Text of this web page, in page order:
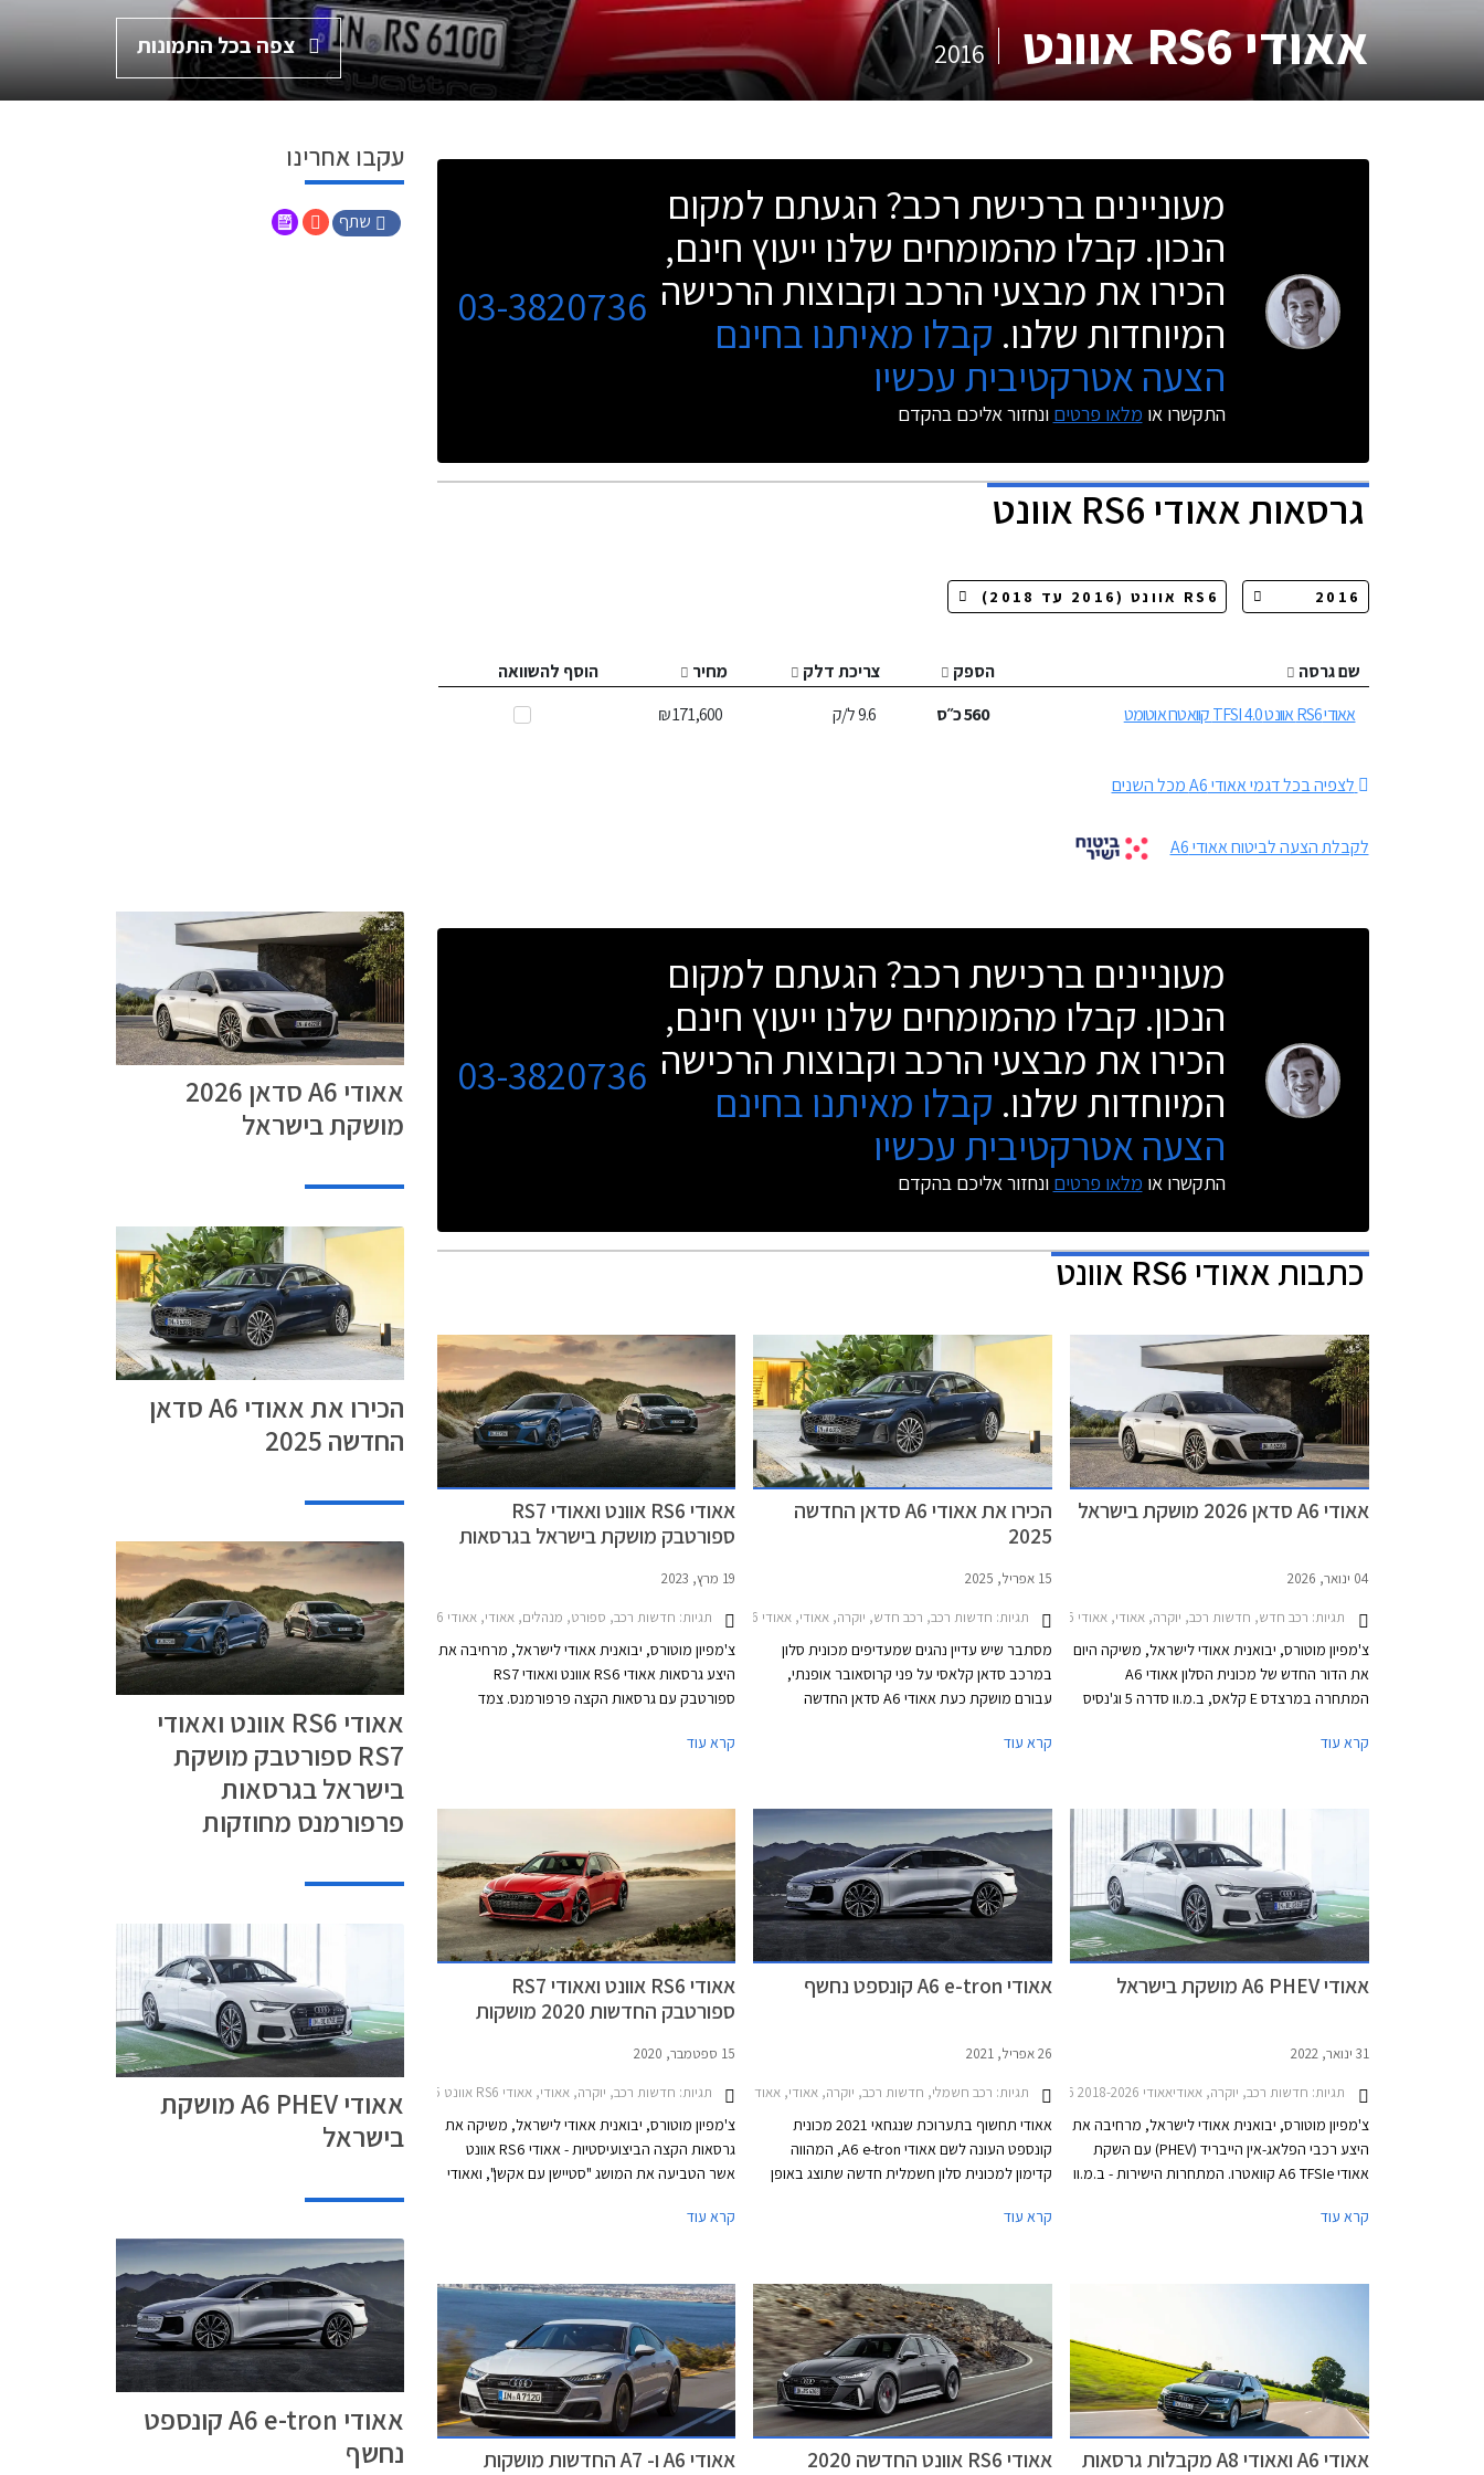
אאודי RS6 אוונט 2016 צפה בכל התמונות
מעוניינים ברכישת רכב? הגעתם למקום
הנכון. קבלו מהמומחים שלנו ייעוץ חינם,
הכירו את מבצעי הרכב וקבוצות הרכישה
המיוחדות שלנו. קבלו מאיתנו בחינם
הצעה אטרקטיבית עכשיו
התקשרו או מלאו פרטים ונחזור אליכם בהקדם
03-3820736
גרסאותאאודי RS6 אוונט
שם גרסה הספק צריכת דלק מחיר
הוסף להשוואה
אאודי RS6 אוונט TFSI 4.0 קוואטרו אוטומט
560כ״ס 9.6ל/ק 171,600 ₪
לצפיה בכל דגמי אאודי A6 מכל השנים
לקבלת הצעה לביטוח אאודי A6
עקבו אחרינו
שתף
מעוניינים ברכישת רכב? הגעתם למקום
הנכון. קבלו מהמומחים שלנו ייעוץ חינם,
הכירו את מבצעי הרכב וקבוצות הרכישה
המיוחדות שלנו. קבלו מאיתנו בחינם
הצעה אטרקטיבית עכשיו
התקשרו או מלאו פרטים ונחזור אליכם בהקדם
03-3820736
כתבותאאודי RS6 אוונט
אאודי A6 סדאן 2026 מושקת בישראל
04 ינואר, 2026
תגיות: רכב חדש, חדשות רכב, יוקרה, אאודי, אאודי A6 2018-2026, אאודי A6 2026-2026מחירון רכב
צ'מפיון מוטורס, יבואנית אאודי לישראל, משיקה היום
את הדור החדש של מכונית הסלון אאודי A6
המתחרה במרצדס E קלאס, ב.מ.וו סדרה 5 וג'נסיס
מערכות הנעה לבחירה. המחיר עומד על החל מ-
קרא עוד
הכירו את אאודי A6 סדאן החדשה
2025
15 אפריל, 2025
תגיות: חדשות רכב, רכב חדש, יוקרה, אאודי, אאודי A6 2018-2026אאודי A6 2026-2026
מסתבר שיש עדיין נהגים שמעדיפים מכונית סלון
במרכב סדאן קלאסי על פני קרוסאובר אופנתי,
עבורם מושקת כעת אאודי A6 סדאן החדשה
פלטפורמת PPC המשמשת את רכבי הפרימיום של
קבוצת פולקסווגן ומותאמת למנועי בעירה פנימית
כך שמדובר ברכבים שונים לגמרי, למרות השם
הדומה.
קרא עוד
אאודי RS6 אוונט ואאודי RS7
ספורטבק מושקת בישראל בגרסאות
19 מרץ, 2023
תגיות: חדשות רכב, ספורט, מנהלים, אאודי, אאודי RS6 אוונט 2021-2025אאודי RS7 2021-2026
צ'מפיון מוטורס, יבואנית אאודי לישראל, מרחיבה את
היצע גרסאות אאודי RS6 אוונט ואאודי RS7
ספורטבק עם גרסאות הקצה פרפורמנס. צמד
ספורטבק.
קרא עוד
אאודי A6 PHEV מושקת בישראל
31 ינואר, 2022
תגיות: חדשות רכב, יוקרה, אאודיאאודי A6 2018-2026
צ'מפיון מוטורס, יבואנית אאודי לישראל, מרחיבה את
היצע רכבי הפלאג-אין הייבריד (PHEV) עם השקת
אאודי A6 TFSIe קוואטרו. המתחרות הישירות - ב.מ.וו
קצרה בגרסאות היברידיות נטענות אשר בזכות
קרא עוד
אאודי A6 e-tron קונספט נחשף
26 אפריל, 2021
תגיות: רכב חשמלי, חדשות רכב, יוקרה, אאודי, אאודי A6 2018-2026, אאודי A6 Avant e-tron 2025-2026אאודי A6 Sportback e-tron 2025-2026
אאודי תחשוף בתערוכת שנגחאי 2021 מכונית
קונספט העונה לשם אאודי A6 e-tron, המהווה
קדימון למכונית סלון חשמלית חדשה שתוצג באופן
השימוש בשם הדגם A6 מסמן את מיקומו של הדגם
החדש במבחר הדגמים של היצרנית. מדובר במכונית
סלון במידות מקבילות לאאודי A6, שתתחרה
בדגמים כגון טסלה מודל S, וברכבי סלון חשמליים
נוספים שיגיעו לשוק בשנים הקרובות.
קרא עוד
אאודי RS6 אוונט ואאודי RS7
ספורטבק החדשות 2020 מושקות
15 ספטמבר, 2020
תגיות: חדשות רכב, יוקרה, אאודי, אאודי RS6 אוונט 2021-2025, אאודי RS7 2021-2026מחירון רכב
צ'מפיון מוטורס, יבואנית אאודי לישראל, משיקה את
גרסאות הקצה הביצועיסטיות - אאודי RS6 אוונט
אשר הטביעה את המושג "סטיישן עם אקשן", ואאודי
קרא עוד
אאודי A6 ואאודי A8 מקבלות גרסאות
אאודי RS6 אוונט החדשה 2020
אאודי A6 ו- A7 החדשות מושקות
אאודי A6 סדאן 2026
מושקת בישראל
הכירו את אאודי A6 סדאן
החדשה 2025
אאודי RS6 אוונט ואאודי
RS7 ספורטבק מושקת
בישראל בגרסאות
פרפורמנס מחוזקות
אאודי A6 PHEV מושקת
בישראל
אאודי A6 e-tron קונספט
נחשף